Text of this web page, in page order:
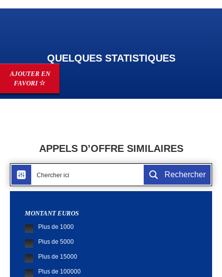
QUELQUES STATISTIQUES
APPELS D’OFFRE SIMILAIRES
Rechercher
MONTANT EUROS
Plus de 1000
Plus de 5000
Plus de 15000
Plus de 100000
AJOUTER EN
FAVORI